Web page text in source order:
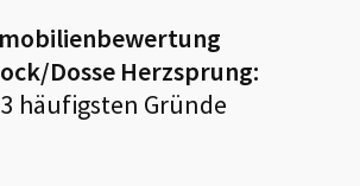
Dosse Herzsprung:
3 häufigsten Gründe